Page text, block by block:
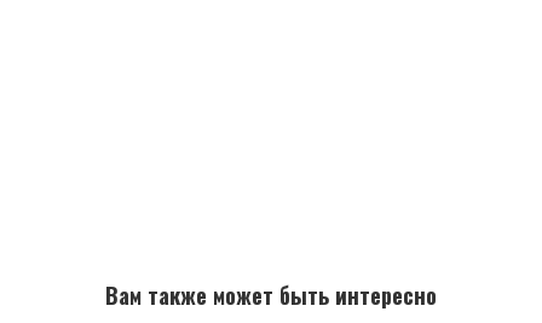
Вам также может быть интересно